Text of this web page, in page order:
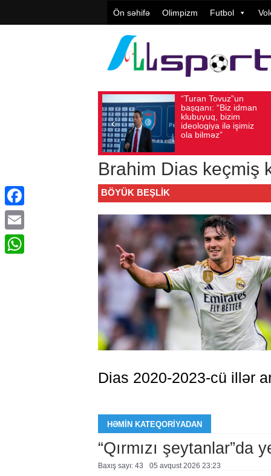
Ön səhifə Olimpizm Futbol
başqanı: “Biz idman
klubuyuq, bizim
ideologiya ilə işimiz
ola bilməz”
Vüqar
yüksək
Avqust 05, 2026
Brahim Dias keçmiş
BÖYÜK BEŞLIK
Dias 2020-2023-cü illər
HƏMIN KATEQORIYADAN
“Qırmızı şeytanlar”da
Baxış sayı: 43 05 avqust 2026 23:23
Facebook
Email